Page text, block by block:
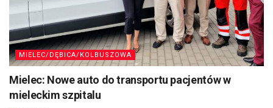
MIELEC/DĘBICA/KOLBUSZOWA
Mielec: Nowe auto do transportu pacjentów w
mieleckim szpitalu